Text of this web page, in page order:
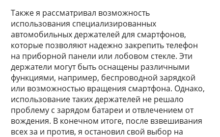
Также я рассматривал возможность
использования специализированных
автомобильных держателей для смартфонов,
которые позволяют надежно закрепить телефон
на приборной панели или лобовом стекле. Эти
держатели могут быть оснащены различными
функциями, например, беспроводной зарядкой
или возможностью вращения смартфона. Однако,
использование таких держателей не решало
проблему с зарядом батареи и отвлечением от
вождения. В конечном итоге, после взвешивания
всех за и против, я остановил свой выбор на